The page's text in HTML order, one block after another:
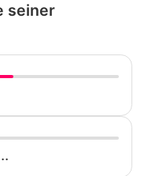
seiner